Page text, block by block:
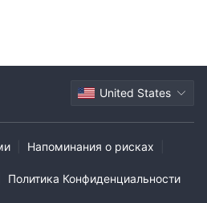
United States
Напоминания о рисках
Политика Конфиденциальности